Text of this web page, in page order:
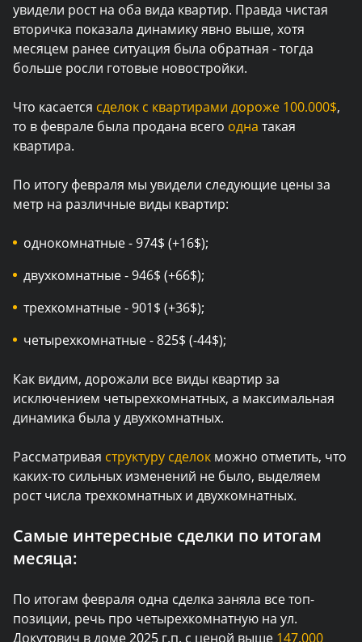
увидели рост на оба вида квартир. Правда чистая
вторичка показала динамику явно выше, хотя
месяцем ранее ситуация была обратная - тогда
больше росли готовые новостройки.
Что касается сделок с квартирами дороже 100.000$,
то в феврале была продана всего одна такая
квартира.
По итогу февраля мы увидели следующие цены за
метр на различные виды квартир:
однокомнатные - 974$ (+16$);
двухкомнатные - 946$ (+66$);
трехкомнатные - 901$ (+36$);
четырехкомнатные - 825$ (-44$);
Как видим, дорожали все виды квартир за
исключением четырехкомнатных, а максимальная
динамика была у двухкомнатных.
Рассматривая структуру сделок можно отметить, что
каких-то сильных изменений не было, выделяем
рост числа трехкомнатных и двухкомнатных.
Самые интересные сделки по итогам
месяца:
По итогам февраля одна сделка заняла все топ-
позиции, речь про четырехкомнатную на ул.
Докутович в доме 2025 г.п. с ценой выше 147.000